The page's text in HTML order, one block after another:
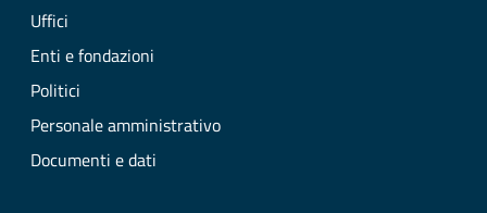
Uffici
Enti e fondazioni
Politici
Personale amministrativo
Documenti e dati